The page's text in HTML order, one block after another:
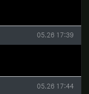
작성일
05.26 17:39
작성일
05.26 17:44